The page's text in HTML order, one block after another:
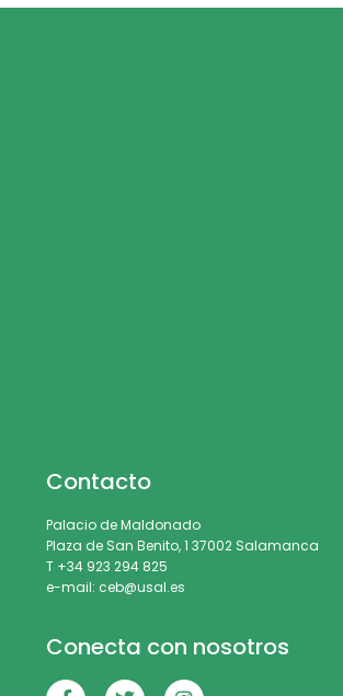
Contacto
Palacio de Maldonado
Plaza de San Benito, 1 37002 Salamanca
T +34 923 294 825
e-mail: ceb@usal.es
Conecta con nosotros